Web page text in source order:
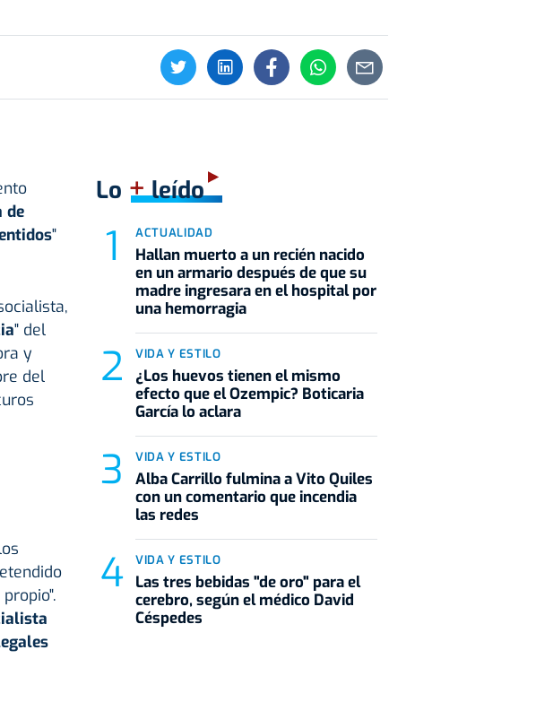
de
"
" del
y
del
Lo +leído
ACTUALIDAD
Hallan muerto a un recién nacido
en un armario después de que su
madre ingresara en el hospital por
una hemorragia
VIDA Y ESTILO
¿Los huevos tienen el mismo
efecto que el Ozempic? Boticaria
García lo aclara
VIDA Y ESTILO
Alba Carrillo fulmina a Vito Quiles
con un comentario que incendia
las redes
VIDA Y ESTILO
Las tres bebidas "de oro" para el
cerebro, según el médico David
Céspedes